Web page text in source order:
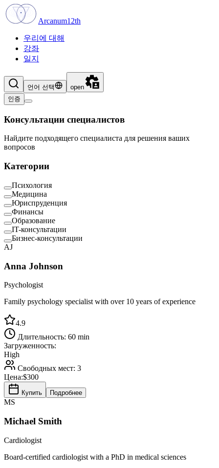
Arcanum12th
우리에 대해
강좌
일지
언어 선택
open
인증
Консультации специалистов
Найдите подходящего специалиста для решения ваших
вопросов
Категории
Психология
Медицина
Юриспруденция
Финансы
Образование
IT-консультации
Бизнес-консультации
AJ
Anna Johnson
Psychologist
Family psychology specialist with over 10 years of experience
4.9
Длительность: 60 min
Загруженность:
High
Свободных мест: 3
Цена:$300
Купить Подробнее
MS
Michael Smith
Cardiologist
Board-certified cardiologist with a PhD in medical sciences